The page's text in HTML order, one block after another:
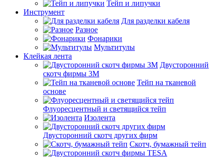
Тейп и липучки
Инструмент
Для разделки кабеля
Разное
Фонарики
Мультитулы
Клейкая лента
Двусторонний
скотч фирмы 3M
Тейп на тканевой
основе
Флуоресцентный и светящийся тейп
Изолента
Двусторонний скотч других фирм
Скотч, бумажный тейп